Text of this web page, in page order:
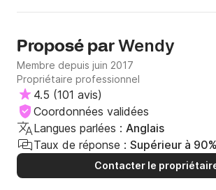
Proposé parWendy
Membre depuis juin 2017
Propriétaire professionnel
4.5 (101 avis)
Coordonnées validées
Langues parlées : Anglais
Taux de réponse : Supérieur à 90%
Contacter le